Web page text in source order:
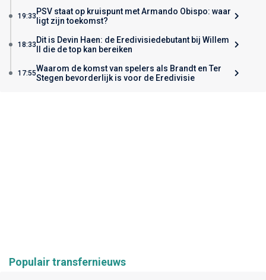
19:33 PSV staat op kruispunt met Armando Obispo: waar
ligt zijn toekomst?
18:33 Dit is Devin Haen: de Eredivisiedebutant bij Willem
II die de top kan bereiken
17:55Waarom de komst van spelers als Brandt en Ter
Stegen bevorderlijk is voor de Eredivisie
Populair transfernieuws